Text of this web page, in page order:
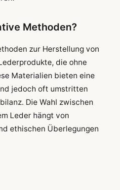
Methoden?
zur Herstellung von
die ohne
Materialien bieten eine
jedoch oft umstritten
Die Wahl zwischen
Leder hängt von
ethischen Überlegungen